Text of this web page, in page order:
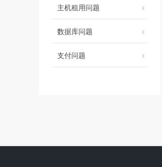
主机租用问题
数据库问题
支付问题